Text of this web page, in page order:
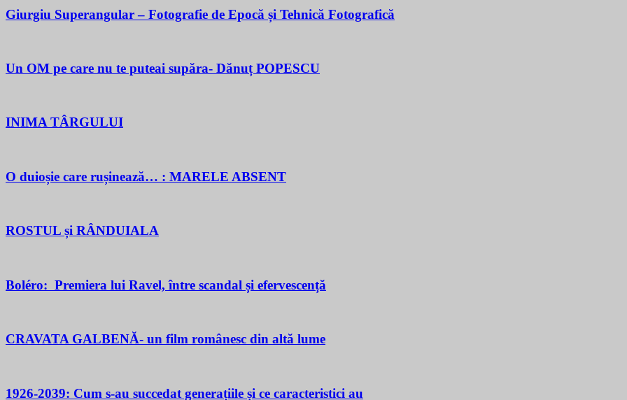
Giurgiu Superangular – Fotografie de Epocă și Tehnică Fotografică
Un OM pe care nu te puteai supăra- Dănuț POPESCU
INIMA TÂRGULUI
O duioșie care rușinează… : MARELE ABSENT
ROSTUL și RÂNDUIALA
Boléro: Premiera lui Ravel, între scandal și efervescență
CRAVATA GALBENĂ- un film românesc din altă lume
1926-2039: Cum s-au succedat generațiile și ce caracteristici au